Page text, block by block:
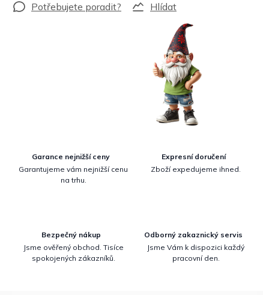
Hlídat
Garance nejnižší ceny
Garantujeme vám nejnižší cenu
na trhu.
Expresní doručení
Zboží expedujeme ihned.
Bezpečný nákup
Jsme ověřený obchod. Tisíce
spokojených zákazníků.
Odborný zakaznický servis
Jsme Vám k dispozici každý
pracovní den.